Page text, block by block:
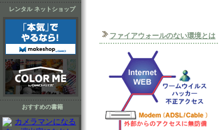
レンタル ネットショップ
おすすめの書籍
ファイアウォールのない環境とは